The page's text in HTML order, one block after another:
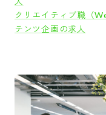
クリエイティブ職（
テンツ企画の求人